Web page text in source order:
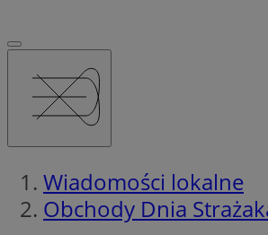
Wiadomości lokalne
Obchody Dnia